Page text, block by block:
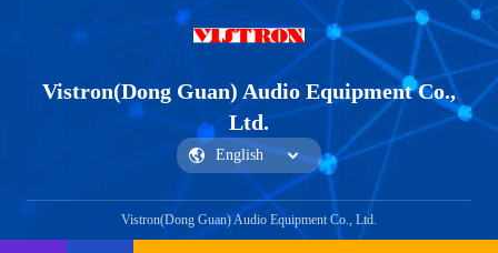
Vistron(Dong Guan) Audio Equipment Co.,
Ltd.
Vistron(Dong Guan) Audio Equipment Co., Ltd.